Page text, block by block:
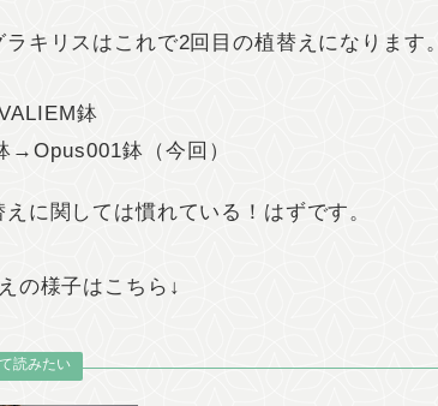
キリスはこれで2回目の植替えになります。
鉢
→Opus001鉢（今回）
に関しては慣れている！はずです。
の様子はこちら↓